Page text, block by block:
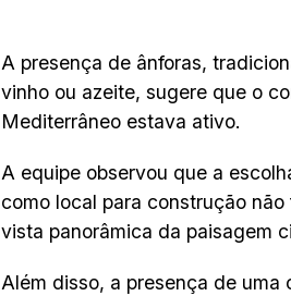
A presença de ânforas,
vinho ou azeite, sugere que o
Mediterrâneo estava ativo.
A equipe observou que a
como local para construção
vista panorâmica da paisagem
Além disso, a presença de